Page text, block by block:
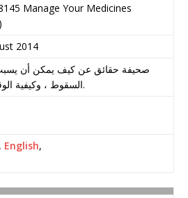
Manage Your Medicines
2014
صحيفة حقائق عن كيف يمكن أن
السقوط ، وكيفية الوقاية منها.
, English,